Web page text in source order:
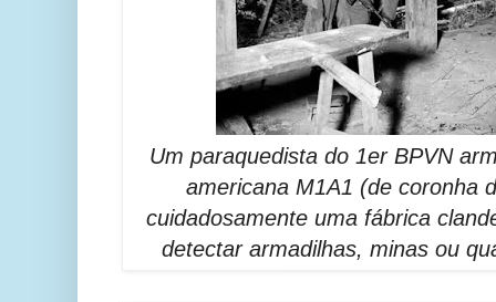
Um paraquedista do 1er BPVN
americana M1A1 (de coronha
cuidadosamente uma fábrica
detectar armadilhas, minas ou